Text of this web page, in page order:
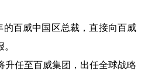
百威中国区总裁，直接向百威
升任至百威集团，出任全球战略